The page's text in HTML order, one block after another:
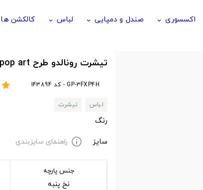
اکسسوری keyboard_arrow_down صندل و دمپایی keyboard_arrow_down لباس keyboard_arrow_down کالکشن ها
تیشرت رونالدو طرح Cristiano ronaldo cool pop art
GP-3FXP4H - کد 143894 star
لباس
تیشرت
رنگ
سایز
info راهنمای سایزبندی
جنس پارچه
نخ پنبه